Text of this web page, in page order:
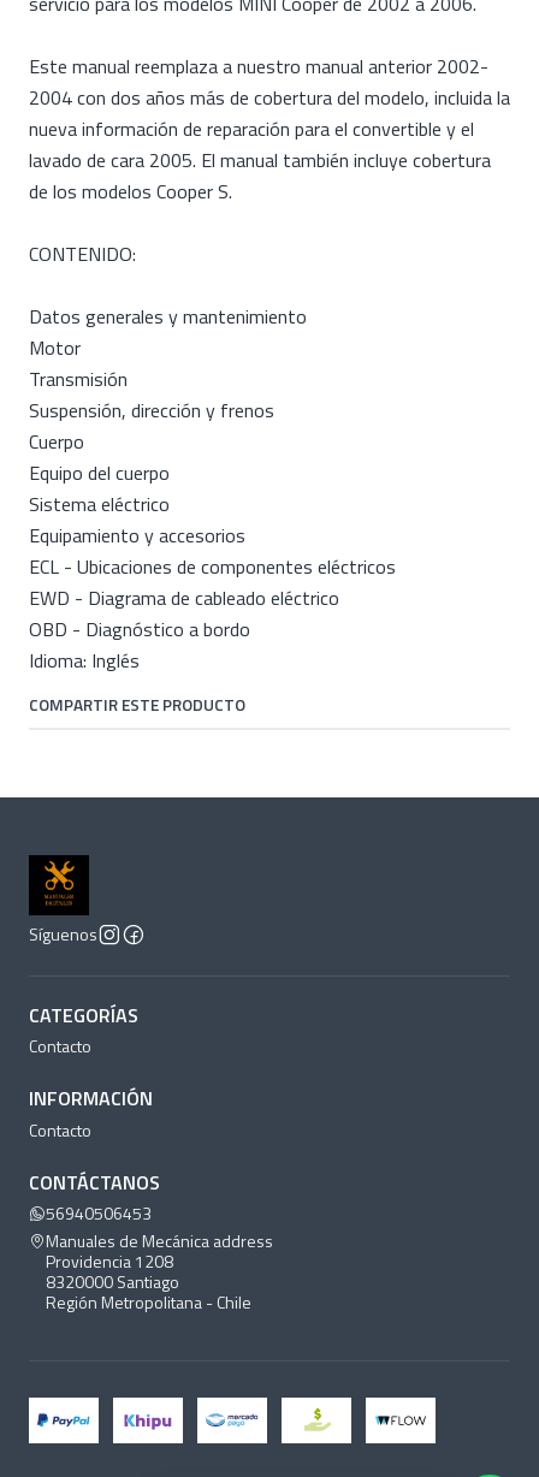
Este manual reemplaza a nuestro manual anterior 2002-
2004 con dos años más de cobertura del modelo, incluida la
nueva información de reparación para el convertible y el
lavado de cara 2005. El manual también incluye cobertura
de los modelos Cooper S.
CONTENIDO:
Datos generales y mantenimiento
Motor
Transmisión
Suspensión, dirección y frenos
Cuerpo
Equipo del cuerpo
Sistema eléctrico
Equipamiento y accesorios
ECL - Ubicaciones de componentes eléctricos
EWD - Diagrama de cableado eléctrico
OBD - Diagnóstico a bordo
Idioma: Inglés
COMPARTIR ESTE PRODUCTO
Síguenos
CATEGORÍAS
Contacto
INFORMACIÓN
Contacto
CONTÁCTANOS
56940506453
Manuales de Mecánica address
Providencia 1208
8320000 Santiago
Región Metropolitana - Chile